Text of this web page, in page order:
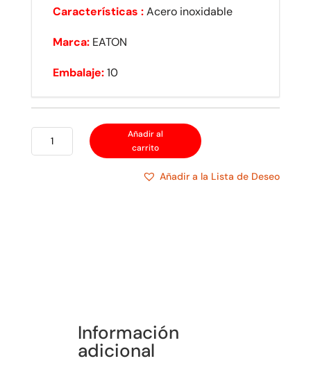
Características :Acero inoxidable
Marca: EATON
Embalaje:10
Añadir al
carrito
Añadir a la Lista de Deseo
Información
adicional